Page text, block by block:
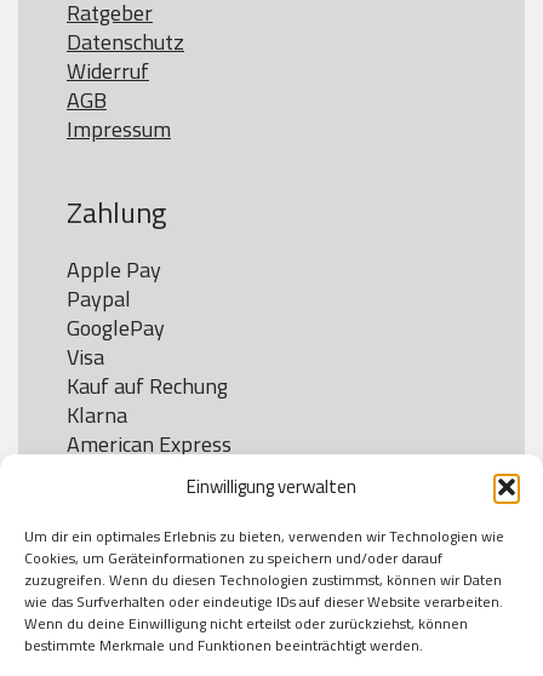
Einwilligung verwalten
Um dir ein optimales Erlebnis zu bieten, verwenden wir Technologien wie
Cookies, um Geräteinformationen zu speichern und/oder darauf
zuzugreifen. Wenn du diesen Technologien zustimmst, können wir Daten
wie das Surfverhalten oder eindeutige IDs auf dieser Website verarbeiten.
Wenn du deine Einwilligung nicht erteilst oder zurückziehst, können
bestimmte Merkmale und Funktionen beeinträchtigt werden.
Ratgeber
Datenschutz
Widerruf
AGB
Impressum
Zahlung
Apple Pay
Paypal
GooglePay
Visa
Kauf auf Rechung
Klarna
American Express
Versand
DHL
Klimaneutral